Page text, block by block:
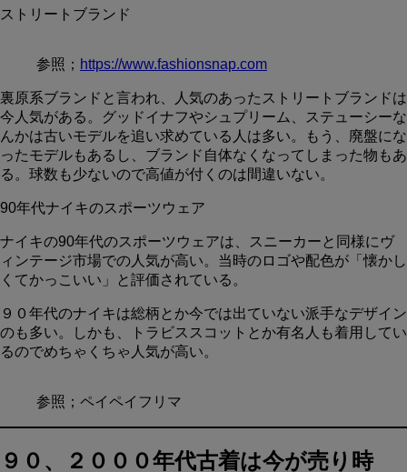
ストリートブランド
参照； https://www.fashionsnap.com
裏原系ブランドと言われ、人気のあったストリートブランドは
今人気がある。グッドイナフやシュプリーム、ステューシーな
んかは古いモデルを追い求めている人は多い。もう、廃盤にな
ったモデルもあるし、ブランド自体なくなってしまった物もあ
る。球数も少ないので高値が付くのは間違いない。
90年代ナイキのスポーツウェア
ナイキの90年代のスポーツウェアは、スニーカーと同様にヴ
ィンテージ市場での人気が高い。当時のロゴや配色が「懐かし
くてかっこいい」と評価されている。
９０年代のナイキは総柄とか今では出ていない派手なデザイン
のも多い。しかも、トラビススコットとか有名人も着用してい
るのでめちゃくちゃ人気が高い。
参照；ペイペイフリマ
９０、２０００年代古着は今が売り時